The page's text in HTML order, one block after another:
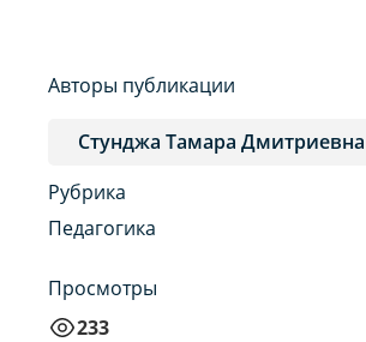
Авторы публикации
Стунджа Тамара Дмитриевна
Рубрика
Педагогика
Просмотры
233